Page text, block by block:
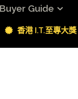
Buyer Guide
香港 I.T.至專大獎